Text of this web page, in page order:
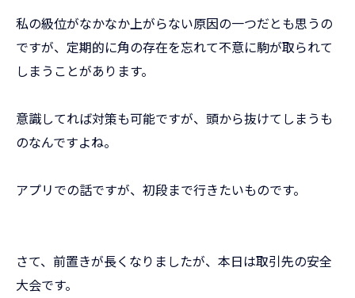
私の級位がなかなか上がらない原因の一つだとも思うの
ですが、定期的に角の存在を忘れて不意に駒が取られて
しまうことがあります。
意識してれば対策も可能ですが、頭から抜けてしまうも
のなんですよね。
アプリでの話ですが、初段まで行きたいものです。
さて、前置きが長くなりましたが、本日は取引先の安全
大会です。